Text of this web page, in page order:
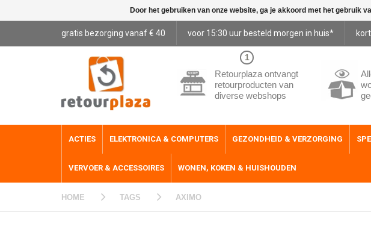
gratis bezorging vanaf € 40 voor 15:30 uur besteld morgen in huis*
1
Retourplaza ontvangt
retourproducten van
diverse webshops
ACTIES ELEKTRONICA & COMPUTERS GEZONDHEID & VERZORGING
VERVOER & ACCESSOIRES WONEN, KOKEN & HUISHOUDEN
HOME TAGS AXIMO
Door het gebruiken van onze website, ga je akkoord met het gebruik